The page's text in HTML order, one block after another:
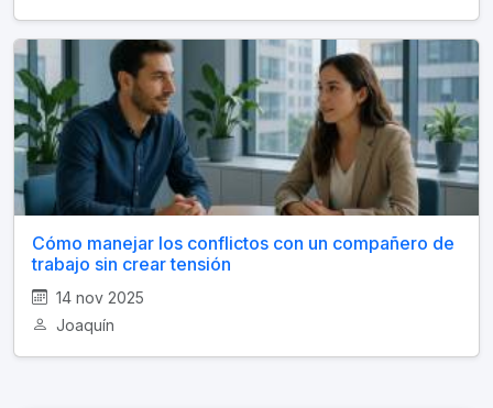
Cómo manejar los conflictos con un compañero de
trabajo sin crear tensión
14 nov 2025
Joaquín